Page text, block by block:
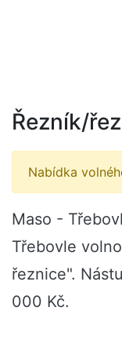
Řezník/
Nabídka
Maso -
Třebovle
řeznice".
000 Kč.